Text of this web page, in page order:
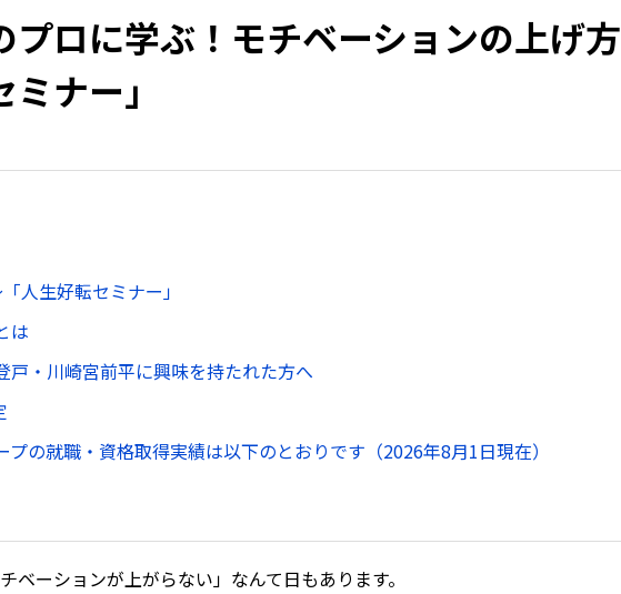
プロに学ぶ！モチベーションの上げ方
ミナー」
人生好転セミナー」
は
戸・川崎宮前平に興味を持たれた方へ
プの就職・資格取得実績は以下のとおりです（2026年8月1日現在）
ベーションが上がらない」なんて日もあります。